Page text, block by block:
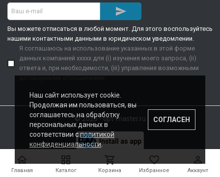

Вы можете отписаться в любой момент. Для этого воспользуйтесь
нашими контактными данными в юридическом уведомлении.
Я соглашаюсь на использование указанных в этой форме
данных компанией xxxxx для (i) изучения моего запроса, (ii)
ответа и, при необходимости, (iii) управления возможными
договорными отношениями.
© 2026 - opt-master.ru

Главная

Каталог

Корзина

Избранное

Аккаунт
Наш сайт использует cookie.
Продолжая им пользоваться, вы
соглашаетесь на обработку
персональных данных в
соответствии сполитикой
конфиденциальности.
СОГЛАСЕН